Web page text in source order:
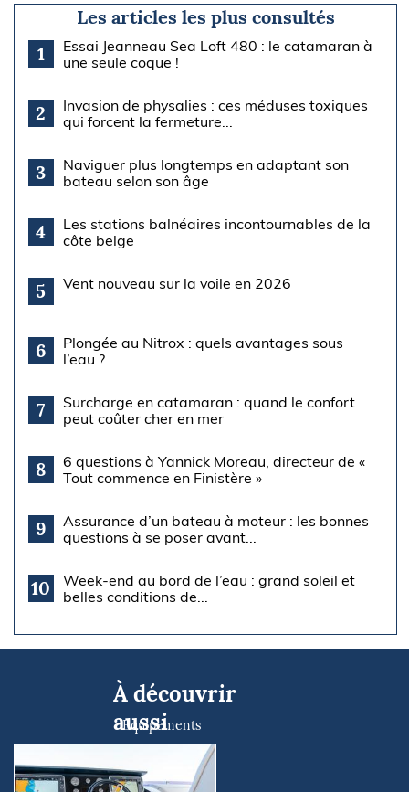
Les articles les plus consultés
1
Essai Jeanneau Sea Loft 480 : le catamaran à
une seule coque !
2
Invasion de physalies : ces méduses toxiques
qui forcent la fermeture...
3
Naviguer plus longtemps en adaptant son
bateau selon son âge
4
Les stations balnéaires incontournables de la
côte belge
5 Vent nouveau sur la voile en 2026
6
Plongée au Nitrox : quels avantages sous
l’eau ?
7
Surcharge en catamaran : quand le confort
peut coûter cher en mer
8
6 questions à Yannick Moreau, directeur de «
Tout commence en Finistère »
9
Assurance d’un bateau à moteur : les bonnes
questions à se poser avant...
10
Week-end au bord de l’eau : grand soleil et
belles conditions de...
À découvrir
aussi
Equipements